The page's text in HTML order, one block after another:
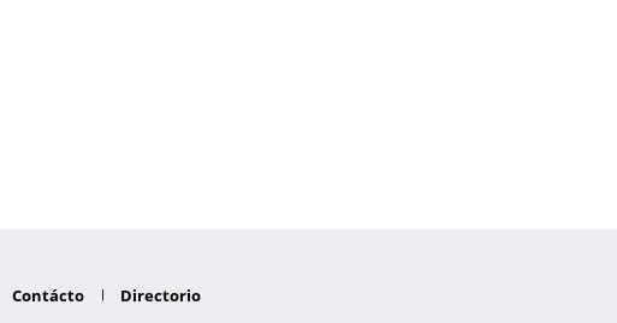
Contácto Directorio